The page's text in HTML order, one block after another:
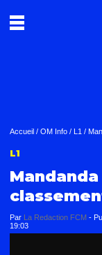
Accueil / OM Info / L1 /
L1
Par La Redaction FCM -
19:03